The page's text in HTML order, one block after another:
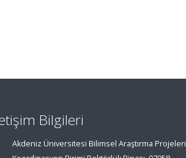
Bilgileri
Akdeniz Üniversitesi Bilimsel Araştırma Projeleri